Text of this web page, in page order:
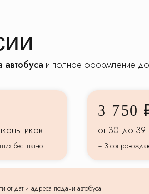
и полное оформление
бесплатно
3 750
от 30 до 39
+ 3
от дат и адреса подачи автобуса